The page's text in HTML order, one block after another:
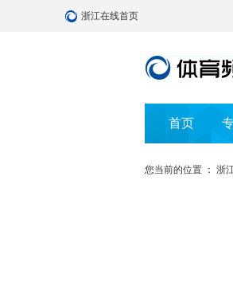
浙江在线首页
首页
您当前的位置 ： 浙